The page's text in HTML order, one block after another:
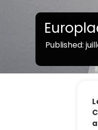
Published: